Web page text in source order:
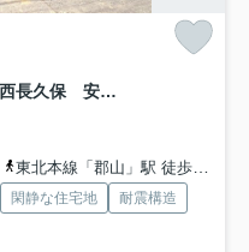
新築戸建・新築建売 郡山市安積西長久保 安積第一小・安積中
東北本線「郡山」駅 徒歩68分
閑静な住宅地
耐震構造